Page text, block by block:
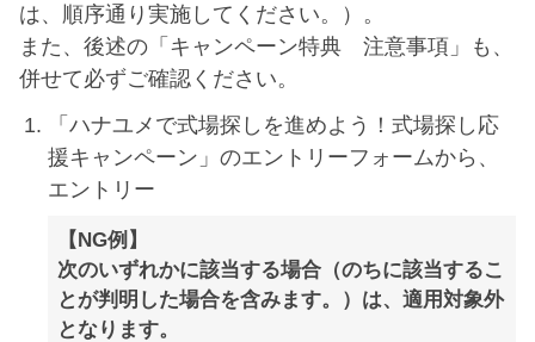
は、順序通り実施してください。）。
また、後述の「キャンペーン特典 注意事項」も、
併せて必ずご確認ください。
「ハナユメで式場探しを進めよう！式場探し応
援キャンペーン」のエントリーフォームから、
エントリー
【NG例】
次のいずれかに該当する場合（のちに該当するこ
とが判明した場合を含みます。）は、適用対象外
となります。